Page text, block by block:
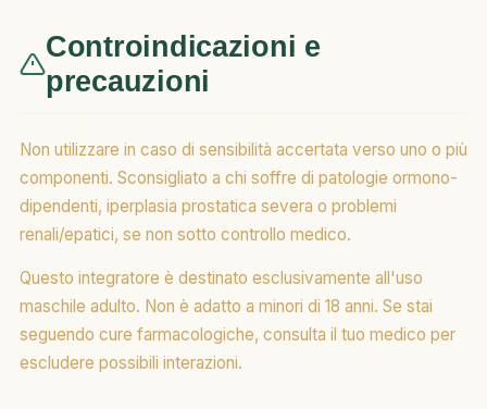
Controindicazioni e
precauzioni
Non utilizzare in caso di sensibilità accertata verso uno o più
componenti. Sconsigliato a chi soffre di patologie ormono-
dipendenti, iperplasia prostatica severa o problemi
renali/epatici, se non sotto controllo medico.
Questo integratore è destinato esclusivamente all'uso
maschile adulto. Non è adatto a minori di 18 anni. Se stai
seguendo cure farmacologiche, consulta il tuo medico per
escludere possibili interazioni.